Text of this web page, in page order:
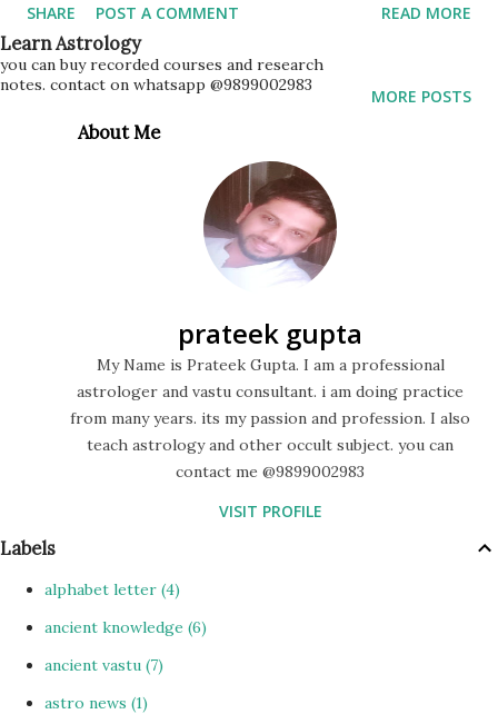
SHARE POST A COMMENT READ MORE
MORE POSTS
Learn Astrology
you can buy recorded courses and research
notes. contact on whatsapp @9899002983
About Me
prateek gupta
My Name is Prateek Gupta. I am a professional
astrologer and vastu consultant. i am doing practice
from many years. its my passion and profession. I also
teach astrology and other occult subject. you can
contact me @9899002983
VISIT PROFILE
Labels
alphabet letter 4
ancient knowledge 6
ancient vastu 7
astro news 1